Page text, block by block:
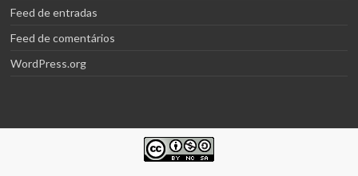
Feed de entradas
Feed de comentários
WordPress.org